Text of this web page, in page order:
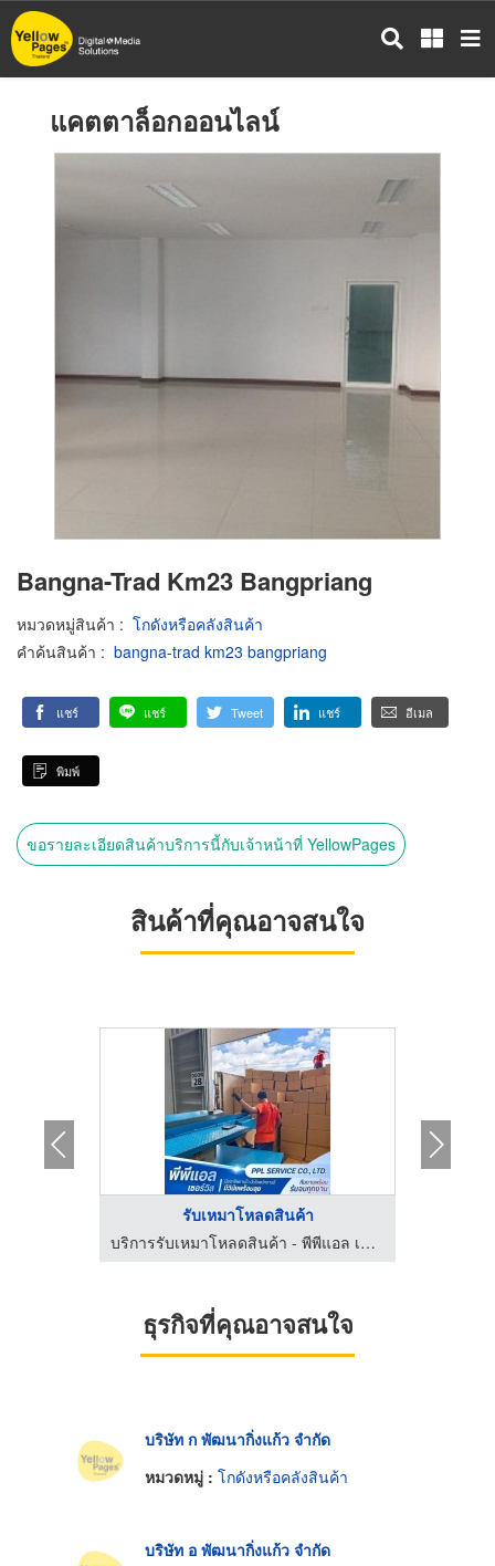
ข้าม
ไป
แคตตาล็อกออนไลน์
Bangna-Trad Km23 Bangpriang
หมวดหมู่สินค้า : โกดังหรือคลังสินค้า
คำค้นสินค้า : bangna-trad km23 bangpriang
แชร์ แชร์ Tweet แชร์ อีเมล
พิมพ์
ขอรายละเอียดสินค้าบริการนี้กับเจ้าหน้าที่ YellowPages
สินค้าที่คุณอาจสนใจ
รับเหมาโหลดสินค้า
บริการรับเหมาโหลดสินค้า - พีพีแอล เซอร์วิส
ธุรกิจที่คุณอาจสนใจ
บริษัท ก พัฒนากิ่งแก้ว จำกัด
หมวดหมู่ : โกดังหรือคลังสินค้า
บริษัท อ พัฒนากิ่งแก้ว จำกัด